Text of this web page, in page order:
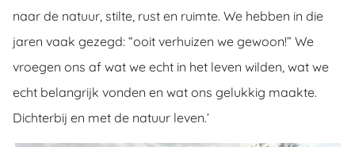
naar de natuur, stilte, rust en ruimte. We hebben in die
jaren vaak gezegd: “ooit verhuizen we gewoon!” We
vroegen ons af wat we echt in het leven wilden, wat we
echt belangrijk vonden en wat ons gelukkig maakte.
Dichterbij en met de natuur leven.’